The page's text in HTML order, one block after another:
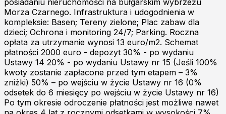
Morza Czarnego. Infrastruktura i udogodnienia w
kompleksie: Basen; Tereny zielone; Plac zabaw dla
dzieci; Ochrona i monitoring 24/7; Parking. Roczna
opłata za utrzymanie wynosi 13 euro/m2. Schemat
płatności 2000 euro - depozyt 30% - po wydaniu
Ustawy 14 20% - po wydaniu Ustawy nr 15 (Jeśli 100%
kwoty zostanie zapłacone przed tym etapem – 3%
zniżki) 50% – po wejściu w życie Ustawy nr 16 (0%
odsetek do 6 miesięcy po wejściu w życie Ustawy nr 16)
Po tym okresie odroczenie płatności jest możliwe nawet